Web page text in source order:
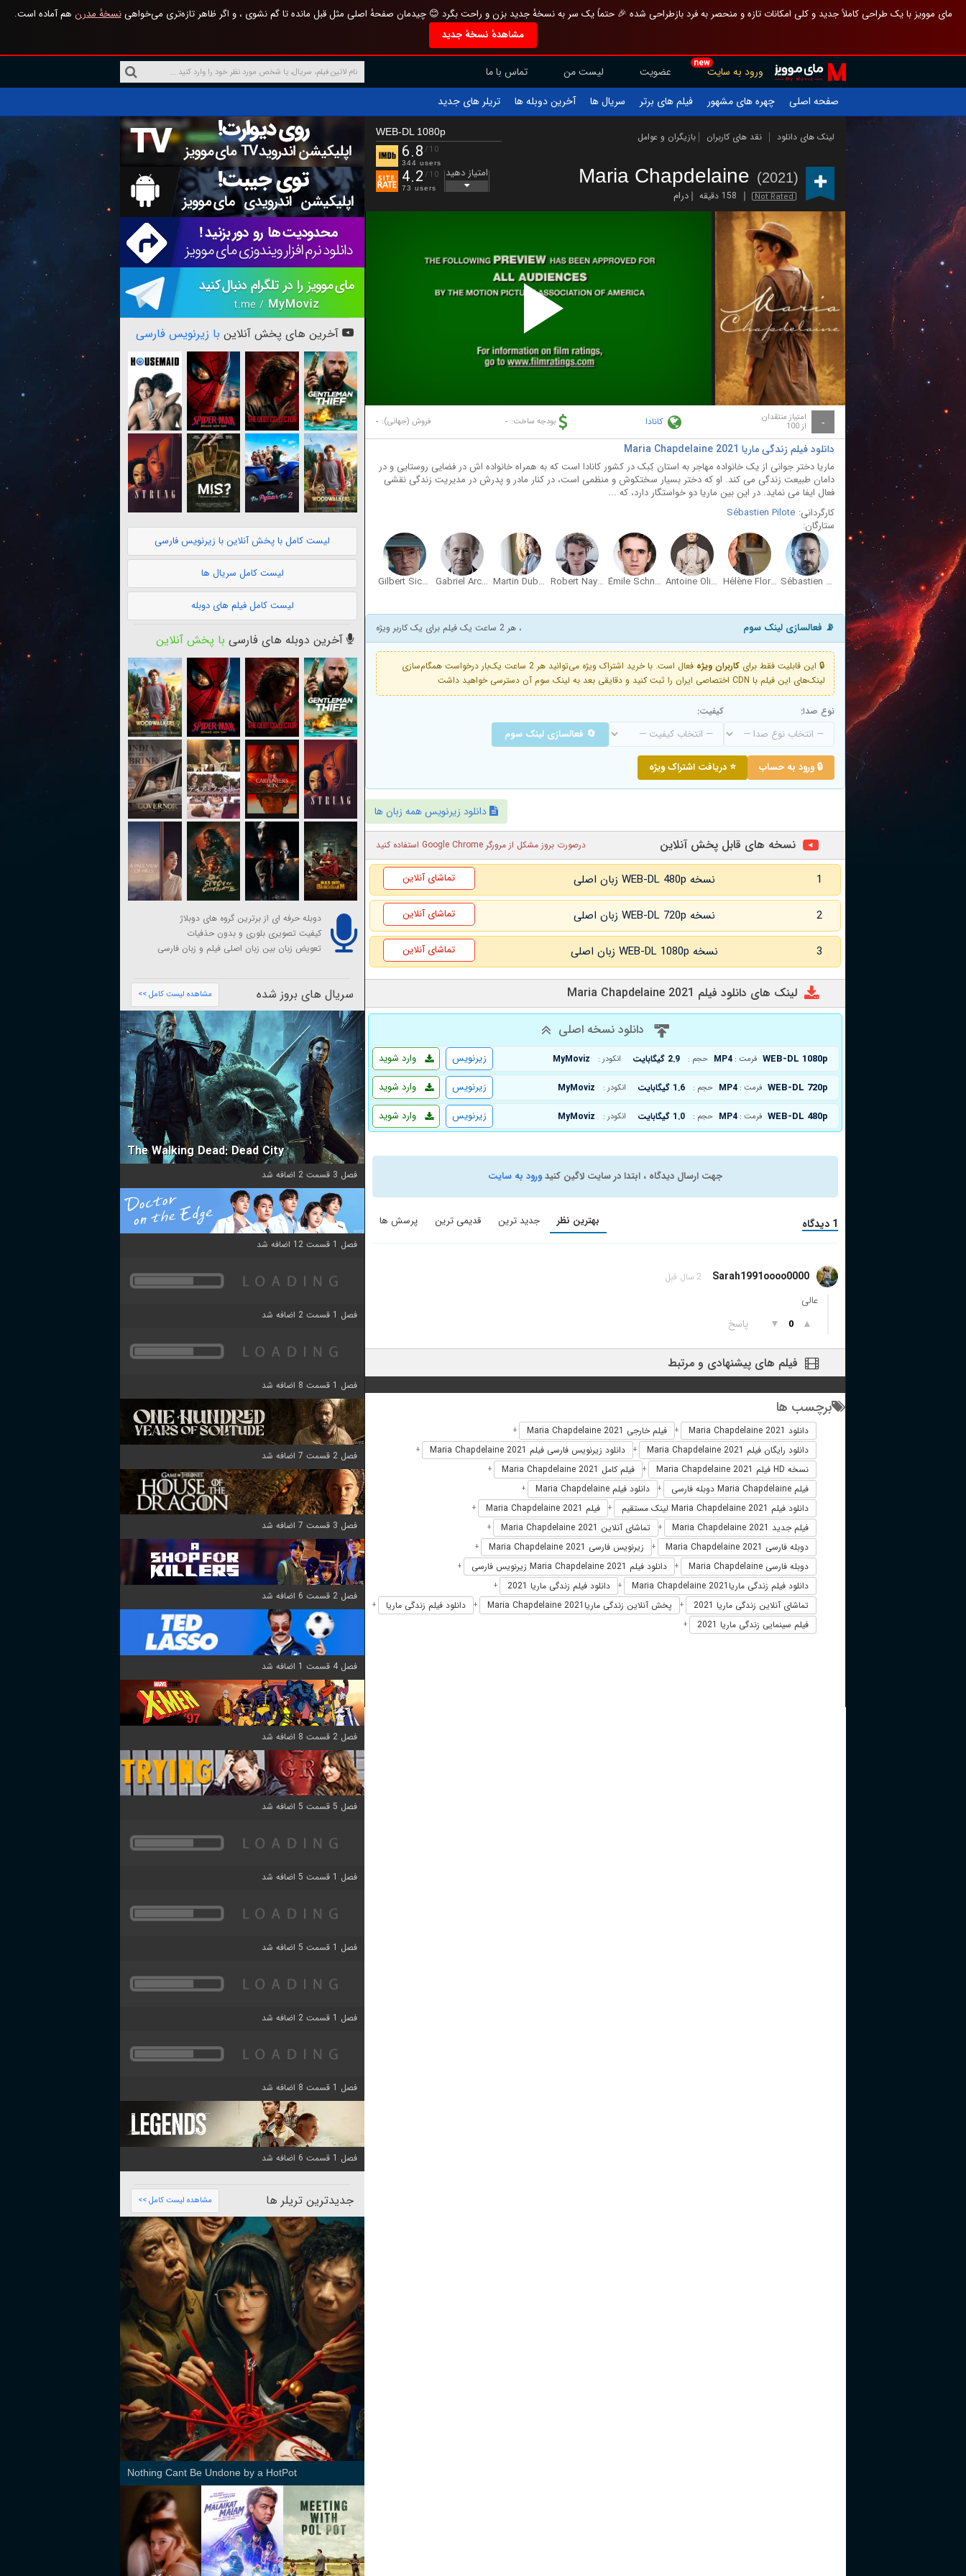
مای موویز با یک طراحی کاملاً جدید و کلی امکانات تازه و منحصر به فرد بازطراحی شده 🎉 حتماً یک سر به نسخهٔ جدید بزن و راحت بگرد 😊 چیدمان صفحهٔ اصلی مثل قبل مانده تا گم نشوی ، و اگر ظاهر تازه‌تری می‌خواهینسخهٔ مدرن هم آماده است.
مشاهدهٔ نسخهٔ جدید
new
ورود به سایت عضویت لیست من
تماس با ما
صفحه اصلی
چهره های مشهور فیلم های برتر سریال ها آخرین دوبله ها تریلر های جدید
لینک های دانلود نقد های کاربران بازیگران و عوامل
Maria Chapdelaine (2021)
Not Rated 158 دقیقه درام
WEB-DL 1080p
6.8 /10
344 users
4.2 /10
73 users
امتیاز دهید
Play
Video
- امتیاز منتقدان
از 100 کانادا بودجه ساخت: - فروش (جهانی): -
دانلود فیلم زندگی ماریا Maria Chapdelaine 2021
ماریا دختر جوانی از یک خانواده مهاجر به استان کِبک در کشور کانادا است که به همراه خانواده اش در فضایی روستایی و در
دامان طبیعت زندگی می کند. او که دختر بسیار سختکوش و منظمی است، در کنار مادر و پدرش در مدیریت زندگی نقشی
فعال ایفا می نماید. در این بین ماریا دو خواستگار دارد، که ...
کارگردانی: Sébastien Pilote
ستارگان:
Sébastien Ricard
Hélène Florent
Antoine Olivier Pilon
Émile Schneider
Robert Naylor
Martin Dubreuil
Gabriel Arcand
Gilbert Sicotte
📡 فعالسازی لینک سوم ، هر 2 ساعت یک فیلم برای یک کاربر ویژه
🔒 این قابلیت فقط برای کاربران ویژه
فعال است. با خرید اشتراک ویژه می‌توانید هر 2 ساعت یک‌بار درخواست همگام‌سازی
لینک‌های این فیلم با CDN اختصاصی ایران را ثبت کنید و دقایقی بعد به لینک سوم آن دسترسی خواهید داشت
نوع صدا: کیفیت:
🔄 فعالسازی لینک سوم
🔒 ورود به حساب ⭐ دریافت اشتراک ویژه
دانلود زیرنویس همه زبان ها
نسخه های قابل پخش آنلاین درصورت بروز مشکل از مرورگر Google Chrome استفاده کنید
1 نسخه WEB-DL 480p زبان اصلی تماشای آنلاین
2 نسخه WEB-DL 720p زبان اصلی تماشای آنلاین
3 نسخه WEB-DL 1080p زبان اصلی تماشای آنلاین
لینک های دانلود فیلم Maria Chapdelaine 2021
دانلود نسخه اصلی
WEB-DL 1080p فرمت : MP4 حجم : 2.9 گیگابایت انکودر : MyMoviz وارد شوید
زیرنویس
WEB-DL 720p فرمت : MP4 حجم : 1.6 گیگابایت انکودر : MyMoviz وارد شوید
زیرنویس
WEB-DL 480p فرمت : MP4 حجم : 1.0 گیگابایت انکودر : MyMoviz وارد شوید زیرنویس
جهت ارسال دیدگاه ، ابتدا در سایت لاگین کنیدورود به سایت
1 دیدگاه بهترین نظر جدید ترین قدیمی ترین پرسش ها
Sarah1991oooo0000 2 سال قبل
عالی
▲
0
▼ پاسخ
فیلم های پیشنهادی و مرتبط
برچسب ها
دانلود Maria Chapdelaine 2021 + فیلم خارجی Maria Chapdelaine 2021 +
دانلود رایگان فیلم Maria Chapdelaine 2021 + دانلود زیرنویس فارسی فیلم Maria Chapdelaine 2021 +
نسخه HD فیلم Maria Chapdelaine 2021 + فیلم کامل Maria Chapdelaine 2021 +
فیلم Maria Chapdelaine دوبله فارسی + دانلود فیلم Maria Chapdelaine +
دانلود فیلم Maria Chapdelaine 2021 لینک مستقیم + فیلم Maria Chapdelaine 2021 +
فیلم جدید Maria Chapdelaine 2021 + تماشای آنلاین Maria Chapdelaine 2021 +
دوبله فارسی Maria Chapdelaine 2021 + زیرنویس فارسی Maria Chapdelaine 2021 +
دوبله فارسی Maria Chapdelaine + دانلود فیلم Maria Chapdelaine 2021 زیرنویس فارسی +
دانلود فیلم زندگی ماریاMaria Chapdelaine 2021 + دانلود فیلم زندگی ماریا 2021 +
تماشای آنلاین زندگی ماریا 2021 + پخش آنلاین زندگی ماریاMaria Chapdelaine 2021 + دانلود فیلم زندگی ماریا +
فیلم سینمایی زندگی ماریا 2021 +
آخرین های پخش آنلاین با زیرنویس فارسی
لیست کامل با پخش آنلاین با زیرنویس فارسی
لیست کامل سریال ها
لیست کامل فیلم های دوبله
آخرین دوبله های فارسی با پخش آنلاین
دوبله حرفه ای از برترین گروه های دوبلاژ
کیفیت تصویری بلوری و بدون حذفیات
تعویض زبان بین زبان اصلی فیلم و زبان فارسی
سریال های بروز شده مشاهده لیست کامل >>
The Walking Dead: Dead City
فصل 3 قسمت 2 اضافه شد
فصل 1 قسمت 12 اضافه شد
فصل 1 قسمت 2 اضافه شد
فصل 1 قسمت 8 اضافه شد
فصل 2 قسمت 7 اضافه شد
فصل 3 قسمت 7 اضافه شد
فصل 2 قسمت 6 اضافه شد
فصل 4 قسمت 1 اضافه شد
فصل 2 قسمت 8 اضافه شد
فصل 5 قسمت 5 اضافه شد
فصل 1 قسمت 5 اضافه شد
فصل 1 قسمت 5 اضافه شد
فصل 1 قسمت 2 اضافه شد
فصل 1 قسمت 8 اضافه شد
فصل 1 قسمت 6 اضافه شد
جدیدترین تریلر ها مشاهده لیست کامل >>
Nothing Cant Be Undone by a HotPot